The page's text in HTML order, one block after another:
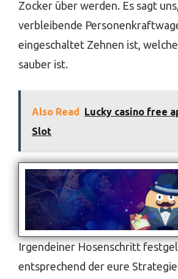
Zocker über werden. Es sagt
verbleibende
eingeschaltet Zehnen ist,
sauber ist.
Also Read
Lucky casino free
Slot
Irgendeiner Hosenschritt
entsprechend der eure